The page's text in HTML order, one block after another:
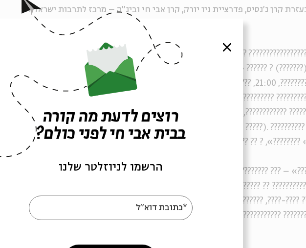
קרן ג'נסיס, פדרציית ניו יורק, קרן אבי חי ובינ"ה – מרכז לתרבות ישראלית
??????????? ? ??????????? ????????? ?????????? ????? ?????????? ??????, ??? ????????
??????????? ????????? ????????????, ?? ?????
Vialka - ??? ???? ????? (??????, ?????) ? ??????? ???????? (???????, ?????). ??????????
???????? «Turbo – Folk», ? ?? ?????? ???????? ? ???? ??????? ??????, ????????? ??????, ???????????? ?????
«??????-????-????» – ??? ????????? Kruzenshtern I Parohod ???????? ???? ?????, ?????????? ???
????????? ???????????????? ?? ??????, ? ??????? ????????????? ???: ?? ?????????
????????????????? ????-????,
??????? ??????? ??????? ??????????? ?????, ? ??????????? ???????? ?????? ?????? ??
סגור
רוצים לדעת מה קורה
בבית אבי חי לפני כולם?
הרשמו לניוזלטר שלנו
*כתובת דוא"ל